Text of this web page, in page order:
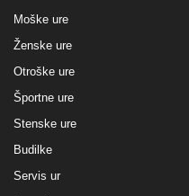
Moške ure
Ženske ure
Otroške ure
Športne ure
Stenske ure
Budilke
Servis ur